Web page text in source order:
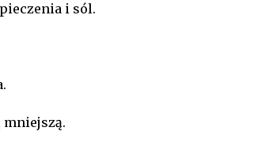
i sól.
mniejszą.